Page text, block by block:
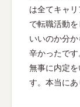
は全てキャ
で転職活動
いいのか分
辛かったです
無事に内定
す。本当にあ